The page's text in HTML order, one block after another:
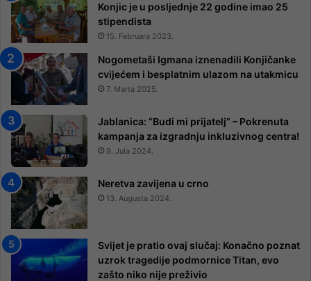
Konjic je u posljednje 22 godine imao 25 ​​
stipendista
15. Februara 2023.
Nogometaši Igmana iznenadili Konjičanke
cvijećem i besplatnim ulazom na utakmicu
7. Marta 2025.
Jablanica: “Budi mi prijatelj” – Pokrenuta
kampanja za izgradnju inkluzivnog centra!
9. Jula 2024.
Neretva zavijena u crno
13. Augusta 2024.
Svijet je pratio ovaj slučaj: Konačno poznat
uzrok tragedije podmornice Titan, evo
zašto niko nije preživio